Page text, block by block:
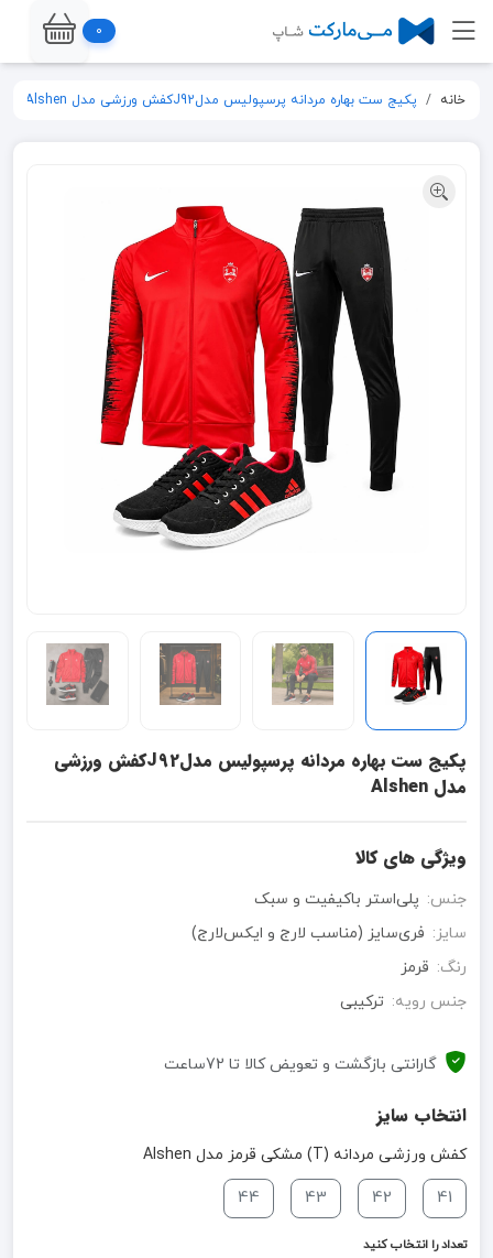
0
خانه پکیج ست بهاره مردانه پرسپولیس مدلJ92کفش ورزشی مدل Alshen
پکیج ست بهاره مردانه پرسپولیس مدلJ92کفش ورزشی
مدل Alshen
ویژگی های کالا
جنس: پلی‌استر باکیفیت و سبک
سایز: فری‌سایز (مناسب لارج و ایکس‌لارج)
رنگ: قرمز
جنس رویه: ترکیبی
گارانتی بازگشت و تعویض کالا تا 72ساعت
انتخاب سایز
کفش ورزشی مردانه (T) مشکی قرمز مدل Alshen
41
42
43
44
تعداد را انتخاب کنید